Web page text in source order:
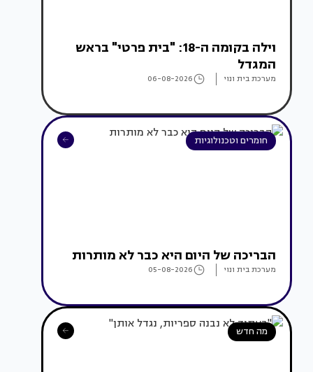
וילה בקומה ה-18: "בית פרטי" בראש
המגדל
מערכת בית ונוי 06-08-2026
חומרים וטכנולוגיות
הבריכה של היום היא כבר לא מותרות
מערכת בית ונוי 05-08-2026
מה חדש